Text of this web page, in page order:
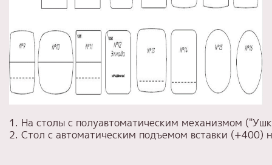
1. На столы с полуавтоматическим механизмом
2. Стол с автоматическим подъемом вставки